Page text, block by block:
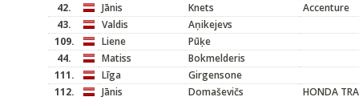
42.
Jānis Knets
Accenture
43.
Valdis
Aņikejevs
109.
Liene
Pūķe
44.
Matiss
Bokmelderis
111.
Līga
Girgensone
112.
Jānis Domaševičs
HONDA